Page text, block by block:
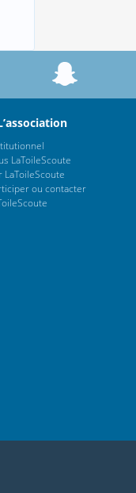
LaToileScoute
LaToileScoute
ou contacter